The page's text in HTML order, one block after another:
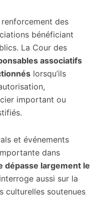
des
bénéficiant
La Cour des
associatifs
lorsqu’ils
important ou
et événements
dans
dépasse largement le
aussi sur la
culturelles soutenues